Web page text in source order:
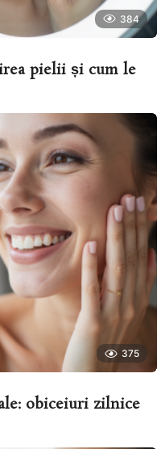
384
pielii și cum le
375
obiceiuri zilnice